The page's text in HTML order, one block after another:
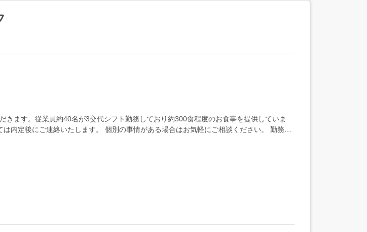
きます。従業員約40名が3交代シフト勤務しており約300食程度のお食事を提供していま
内定後にご連絡いたします。 個別の事情がある場合はお気軽にご相談ください。 勤務地